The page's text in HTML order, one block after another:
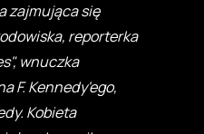
zajmująca się
reporterka
wnuczka
F. Kennedy'ego,
Kobieta